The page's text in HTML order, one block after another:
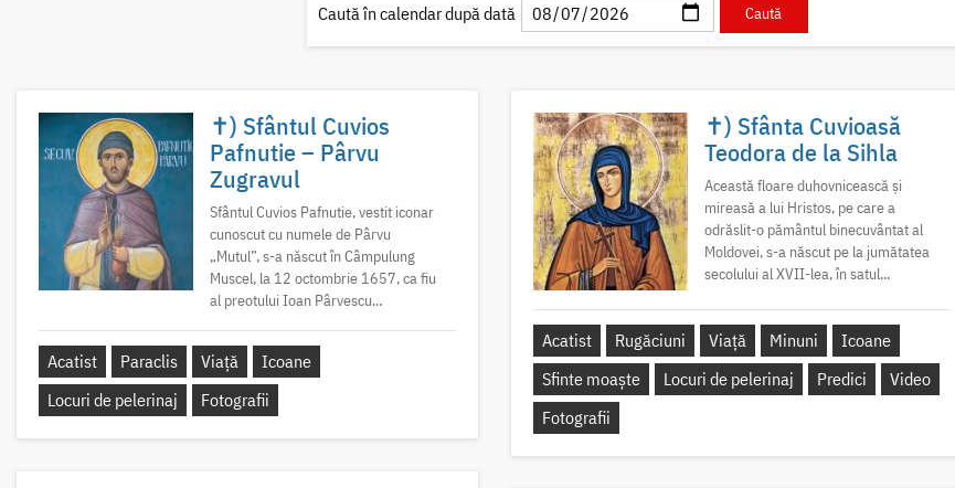
Caută în calendar după dată
✝) Sfântul Cuvios
Pafnutie – Pârvu
Zugravul
Sfântul Cuvios Pafnutie, vestit iconar
cunoscut cu numele de Pârvu
„Mutul”, s-a născut în Câmpulung
Muscel, la 12 octombrie 1657, ca fiu
al preotului Ioan Pârvescu...
Acatist Paraclis Viață
Icoane
Locuri de pelerinaj
Fotografii
✝) Sfânta Cuvioasă
Teodora de la Sihla
Această floare duhovnicească și
mireasă a lui Hristos, pe care a
odrăslit-o pământul binecuvântat al
Moldovei, s-a născut pe la jumătatea
secolului al XVII-lea, în satul...
Acatist Rugăciuni Viață Minuni
Icoane
Sfinte moaște
Locuri de pelerinaj Predici
Video
Fotografii